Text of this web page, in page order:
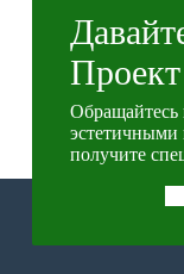
Обращайтесь
получите